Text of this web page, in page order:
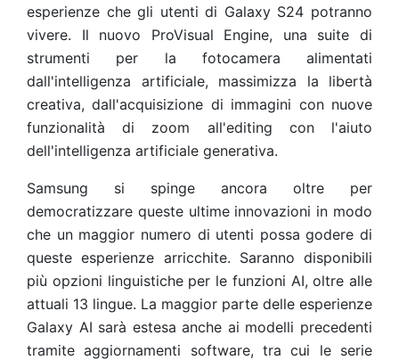
esperienze che gli utenti di Galaxy S24 potranno
vivere. Il nuovo ProVisual Engine, una suite di
strumenti per la fotocamera alimentati
dall'intelligenza artificiale, massimizza la libertà
creativa, dall'acquisizione di immagini con nuove
funzionalità di zoom all'editing con l'aiuto
dell'intelligenza artificiale generativa.
Samsung si spinge ancora oltre per
democratizzare queste ultime innovazioni in modo
che un maggior numero di utenti possa godere di
queste esperienze arricchite. Saranno disponibili
più opzioni linguistiche per le funzioni AI, oltre alle
attuali 13 lingue. La maggior parte delle esperienze
Galaxy AI sarà estesa anche ai modelli precedenti
tramite aggiornamenti software, tra cui le serie